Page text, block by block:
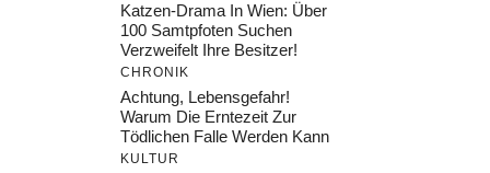
Katzen-Drama In Wien: Über
100 Samtpfoten Suchen
Verzweifelt Ihre Besitzer!
CHRONIK
Achtung, Lebensgefahr!
Warum Die Erntezeit Zur
Tödlichen Falle Werden Kann
KULTUR